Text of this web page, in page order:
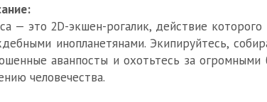
— это 2D-экшен-рогалик, действие которого
инопланетянами. Экипируйтесь,
аванпосты и охотьтесь за
человечества.